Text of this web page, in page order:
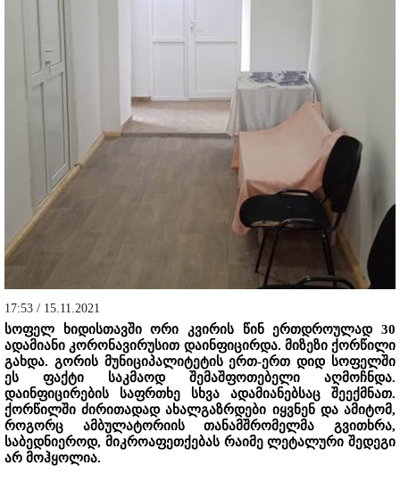
17:53 / 15.11.2021
სოფელ ხიდისთავში ორი კვირის წინ ერთდროულად 30
ადამიანი კორონავირუსით დაინფიცირდა. მიზეზი ქორწილი
გახდა. გორის მუნიციპალიტეტის ერთ-ერთ დიდ სოფელში
ეს ფაქტი საკმაოდ შემაშფოთებელი აღმოჩნდა.
დაინფიცირების საფრთხე სხვა ადამიანებსაც შეექმნათ.
ქორწილში ძირითადად ახალგაზრდები იყვნენ და ამიტომ,
როგორც ამბულატორიის თანამშრომელმა გვითხრა,
საბედნიეროდ, მიკროაფეთქებას რაიმე ლეტალური შედეგი
არ მოჰყოლია.